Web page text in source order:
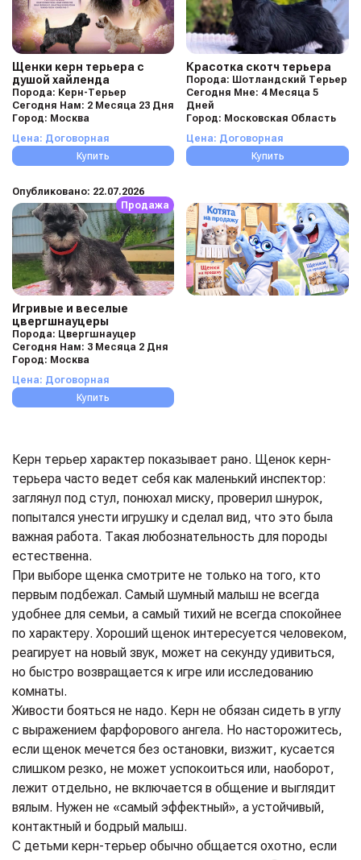
Щенки керн терьера с
душой хайленда
Порода: Керн-Терьер
Сегодня Нам: 2 Месяца 23 Дня
Город: Москва
Цена: Договорная
Купить
Красотка скотч терьера
Порода: Шотландский Терьер
Сегодня Мне: 4 Месяца 5
Дней
Город: Московская Область
Цена: Договорная
Купить
Опубликовано: 22.07.2026
Продажа
Игривые и веселые
цвергшнауцеры
Порода: Цвергшнауцер
Сегодня Нам: 3 Месяца 2 Дня
Город: Москва
Цена: Договорная
Купить
Керн терьер характер показывает рано. Щенок керн-
терьера часто ведет себя как маленький инспектор:
заглянул под стул, понюхал миску, проверил шнурок,
попытался унести игрушку и сделал вид, что это была
важная работа. Такая любознательность для породы
естественна.
При выборе щенка смотрите не только на того, кто
первым подбежал. Самый шумный малыш не всегда
удобнее для семьи, а самый тихий не всегда спокойнее
по характеру. Хороший щенок интересуется человеком,
реагирует на новый звук, может на секунду удивиться,
но быстро возвращается к игре или исследованию
комнаты.
Живости бояться не надо. Керн не обязан сидеть в углу
с выражением фарфорового ангела. Но насторожитесь,
если щенок мечется без остановки, визжит, кусается
слишком резко, не может успокоиться или, наоборот,
лежит отдельно, не включается в общение и выглядит
вялым. Нужен не «самый эффектный», а устойчивый,
контактный и бодрый малыш.
С детьми керн-терьер обычно общается охотно, если